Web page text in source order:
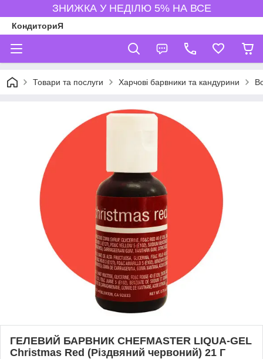
ЗНИЖКА У НЕДІЛЮ 5% НА ВСЕ
КондиториЯ
Товари та послуги Харчові барвники та кандурини
ГЕЛЕВИЙ БАРВНИК CHEFMASTER LIQUA-GEL
Christmas Red (Різдвяний червоний) 21 Г